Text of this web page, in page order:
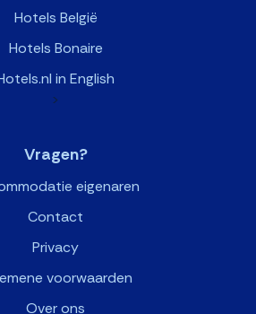
Hotels België
Hotels Bonaire
in English
>
Vragen?
eigenaren
Contact
Privacy
voorwaarden
Over ons